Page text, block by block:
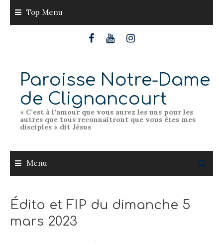
content
Top Menu
Paroisse Notre-Dame
de Clignancourt
« C’est à l’amour que vous aurez les uns pour les
autres que tous reconnaîtront que vous êtes mes
disciples » dit Jésus
Menu
Édito et FIP du dimanche 5
mars 2023